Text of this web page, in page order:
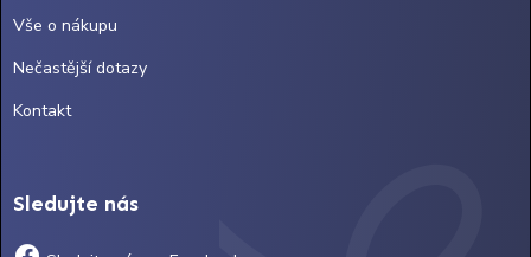
Vše o nákupu
Nečastější dotazy
Kontakt
Sledujte nás